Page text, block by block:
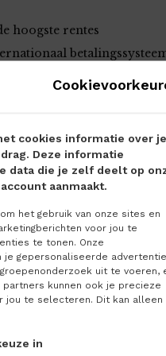
cookies informatie over je
Deze informatie
data die je zelf deelt op
aanmaakt.
het gebruik van onze sites en
voor jou te
te tonen. Onze
gepersonaliseerde
uit te voeren,
kunnen ook je precieze
jou te selecteren. Dit kan alleen
in
hoogste rentes
opmars. In een jaar
met 15 miljard euro
spaarrentes die
en een spaardeposito
het geld van je
je eigen bank. Banken
handig is, als je je
Het is echt je
Je moet de tijd z’n werk